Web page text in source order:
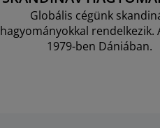
Globális cégünk
hagyományokkal rendelkezik.
1979-ben Dániában.